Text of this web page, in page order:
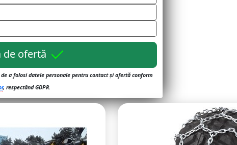
de ofertă
a folosi datele personale pentru contact și ofertă conform
, respectând GDPR.